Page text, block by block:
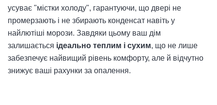
усуває "містки холоду", гарантуючи, що двері не
промерзають і не збирають конденсат навіть у
найлютіші морози. Завдяки цьому ваш дім
залишається ідеально теплим і сухим, що не лише
забезпечує найвищий рівень комфорту, але й відчутно
знижує ваші рахунки за опалення.